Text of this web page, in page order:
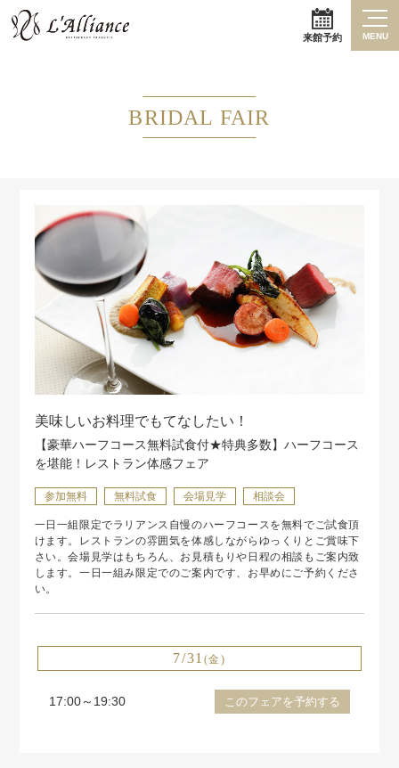
来館予約 MENU
BRIDAL FAIR
美味しいお料理でもてなしたい！
【豪華ハーフコース無料試食付★特典多数】ハーフコース
を堪能！レストラン体感フェア
参加無料 無料試食 会場見学 相談会
一日一組限定でラリアンス自慢のハーフコースを無料でご試食頂
けます。レストランの雰囲気を体感しながらゆっくりとご賞味下
さい。会場見学はもちろん、お見積もりや日程の相談もご案内致
します。一日一組み限定でのご案内です、お早めにご予約くださ
い。
7/31 (金)
17:00～19:30 このフェアを予約する